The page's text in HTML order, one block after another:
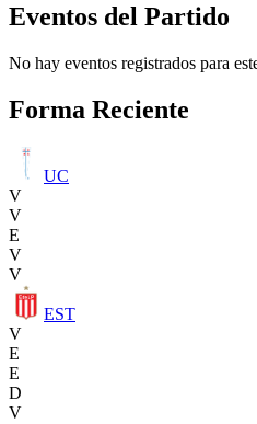
Eventos del Partido
No hay eventos registrados para
Forma Reciente
UC
V
V
E
V
V
EST
V
E
E
D
V